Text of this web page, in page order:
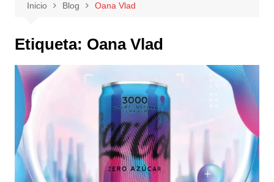
Inicio Blog Oana Vlad
Etiqueta: Oana Vlad